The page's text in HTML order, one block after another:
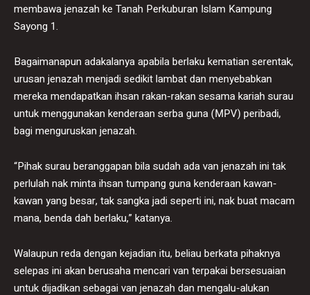
membawa jenazah ke Tanah Perkuburan Islam Kampung
Sayong 1.
Bagaimanapun adakalanya apabila berlaku kematian serentak,
urusan jenazah menjadi sedikit lambat dan menyebabkan
mereka mendapatkan ihsan rakan-rakan sesama kariah surau
untuk menggunakan kenderaan serba guna (MPV) peribadi,
bagi menguruskan jenazah.
“Pihak surau beranggapan bila sudah ada van jenazah ini tak
perlulah nak minta ihsan tumpang guna kenderaan kawan-
kawan yang besar, tak sangka jadi seperti ini, nak buat macam
mana, benda dah berlaku,” katanya.
Walaupun reda dengan kejadian itu, beliau berkata pihaknya
selepas ini akan berusaha mencari van terpakai bersesuaian
untuk dijadikan sebagai van jenazah dan mengalu-alukan